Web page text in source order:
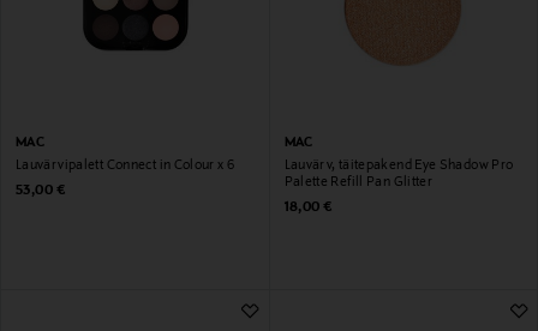
MAC
Lauvärvipalett Connect in Colour x 6
Original Price
53,00 €
MAC
Lauvärv, täitepakend Eye Shadow Pro
Palette Refill Pan Glitter
Original Price
18,00 €